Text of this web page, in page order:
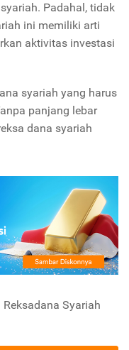
Padahal, tidak
ini memiliki arti
aktivitas investasi
syariah yang harus
panjang lebar
dana syariah
Syariah